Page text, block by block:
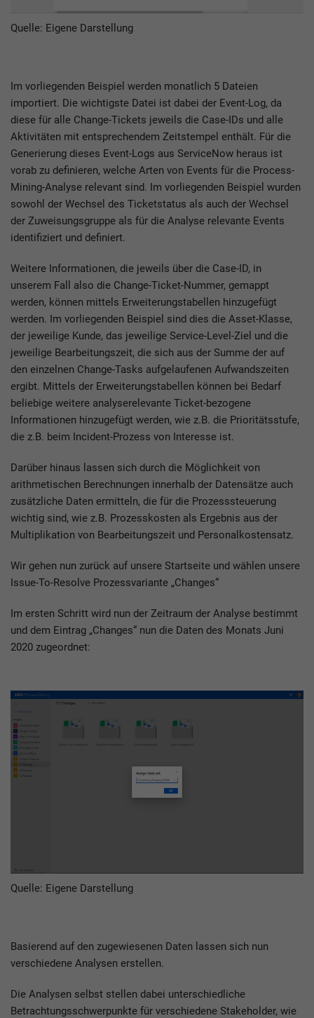
Quelle: Eigene Darstellung
Im vorliegenden Beispiel werden monatlich 5 Dateien
importiert. Die wichtigste Datei ist dabei der Event-Log, da
diese für alle Change-Tickets jeweils die Case-IDs und alle
Aktivitäten mit entsprechendem Zeitstempel enthält. Für die
Generierung dieses Event-Logs aus ServiceNow heraus ist
vorab zu definieren, welche Arten von Events für die Process-
Mining-Analyse relevant sind. Im vorliegenden Beispiel wurden
sowohl der Wechsel des Ticketstatus als auch der Wechsel
der Zuweisungsgruppe als für die Analyse relevante Events
identifiziert und definiert.
Weitere Informationen, die jeweils über die Case-ID, in
unserem Fall also die Change-Ticket-Nummer, gemappt
werden, können mittels Erweiterungstabellen hinzugefügt
werden. Im vorliegenden Beispiel sind dies die Asset-Klasse,
der jeweilige Kunde, das jeweilige Service-Level-Ziel und die
jeweilige Bearbeitungszeit, die sich aus der Summe der auf
den einzelnen Change-Tasks aufgelaufenen Aufwandszeiten
ergibt. Mittels der Erweiterungstabellen können bei Bedarf
beliebige weitere analyserelevante Ticket-bezogene
Informationen hinzugefügt werden, wie z.B. die Prioritätsstufe,
die z.B. beim Incident-Prozess von Interesse ist.
Darüber hinaus lassen sich durch die Möglichkeit von
arithmetischen Berechnungen innerhalb der Datensätze auch
zusätzliche Daten ermitteln, die für die Prozesssteuerung
wichtig sind, wie z.B. Prozesskosten als Ergebnis aus der
Multiplikation von Bearbeitungszeit und Personalkostensatz.
Wir gehen nun zurück auf unsere Startseite und wählen unsere
Issue-To-Resolve Prozessvariante „Changes“
Im ersten Schritt wird nun der Zeitraum der Analyse bestimmt
und dem Eintrag „Changes“ nun die Daten des Monats Juni
2020 zugeordnet:
Quelle: Eigene Darstellung
Basierend auf den zugewiesenen Daten lassen sich nun
verschiedene Analysen erstellen.
Die Analysen selbst stellen dabei unterschiedliche
Betrachtungsschwerpunkte für verschiedene Stakeholder, wie